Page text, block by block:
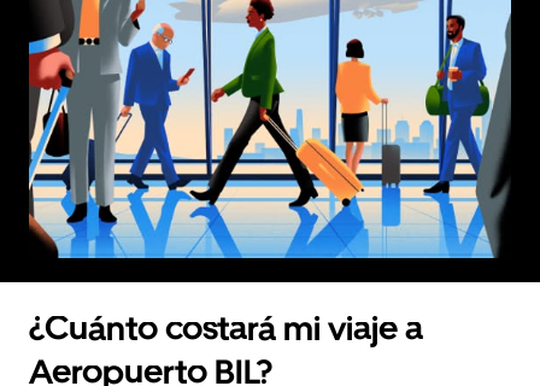
¿Cuánto costará mi viaje a
Aeropuerto BIL?